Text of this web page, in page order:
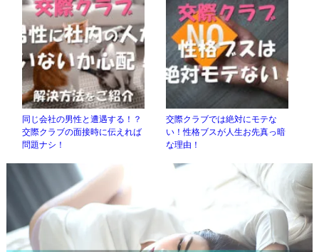
同じ会社の男性と遭遇する！？
交際クラブの面接時に伝えれば
問題ナシ！
交際クラブでは絶対にモテな
い！性格ブスが人生お先真っ暗
な理由！